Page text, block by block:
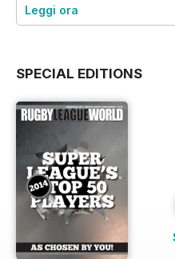
Leggi ora
SPECIAL EDITIONS